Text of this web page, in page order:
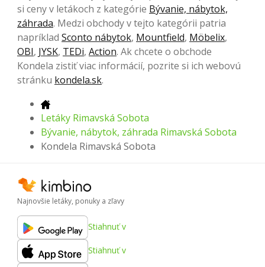
si ceny v letákoch z kategórie Bývanie, nábytok,
záhrada. Medzi obchody v tejto kategórii patria
napríklad Sconto nábytok, Mountfield, Möbelix,
OBI, JYSK, TEDi, Action. Ak chcete o obchode
Kondela zistiť viac informácií, pozrite si ich webovú
stránku kondela.sk.
Letáky Rimavská Sobota
Bývanie, nábytok, záhrada Rimavská Sobota
Kondela Rimavská Sobota
Najnovšie letáky, ponuky a zľavy
Stiahnuť v
Stiahnuť v